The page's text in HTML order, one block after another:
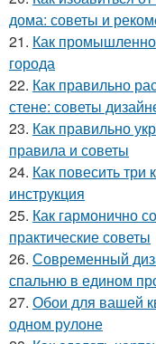
дома: советы и
21. Как
города
22. Как правильно
стене: советы
23. Как правильно
правила и советы
24. Как повесить
инструкция
25. Как гармонично
практические советы
26. Современный
спальню в едином
27. Обои для вашей
одном рулоне